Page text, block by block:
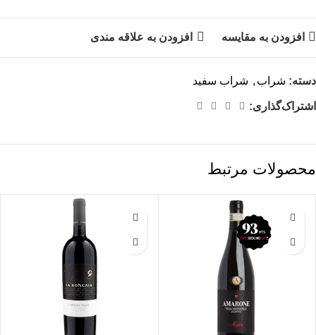
افزودن به مقایسه افزودن به علاقه مندی
دسته: شراب , شراب سفید
اشتراک‌گذاری:
محصولات مرتبط